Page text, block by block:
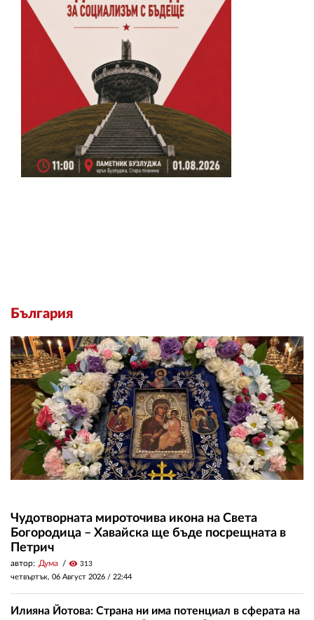
България
Чудотворната мироточива икона на Света
Богородица – Хавайска ще бъде посрещната в
Петрич
автор: Дума visibility 313
четвъртък, 06 Август 2026 / 22:44
Илияна Йотова: Страна ни има потенциал в сферата на